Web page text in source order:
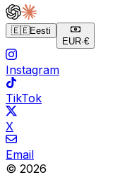
🇪🇪Eesti
EUR·€
Instagram
TikTok
X
Email
© 2026